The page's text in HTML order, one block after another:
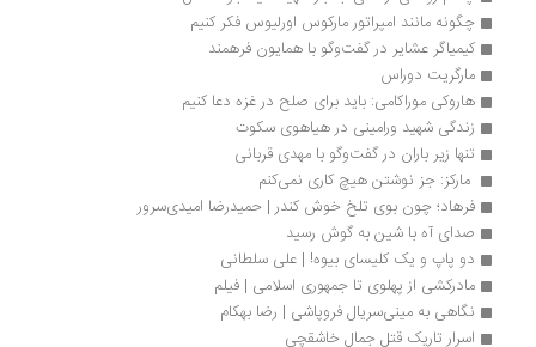
چگونه مانند امپراتور مارکوس اورلیوس فکر کنیم
کیمیاگر عشایر در گفت‌وگو با همایون فرهمند
مارگریت دوراس
هاروکی موراکامی: باید برای صلح در غزه دعا کنیم
زندگی شهید ورامینی در هیاهوی سکوت
تنها زیر باران در گفت‌وگو با مهدی قربانی
مارکز: جز نوشتن هیچ کاری نمی‌کنم
فرهاد؛ چون بوی تلخ خوش کندر | حمیدرضا امیدی‌سرور
صدای آه با شین به گوش رسید
دو پاپ و یک کلیسای بیوه! | علی سلطانی
مادرکشی از پهلوی تا جمهوری اسلامی | فیلم
نگاهی به مینی‌سریال فروپاشی | رضا بهکام
اسرار تاریک قتل جمال خاشقچی